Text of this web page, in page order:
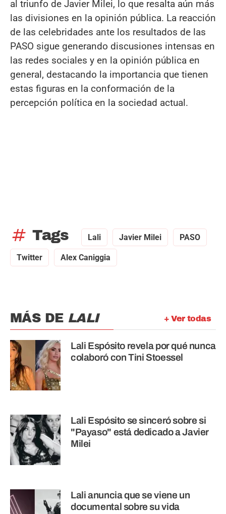
al triunfo de Javier Milei, lo que resalta aún más
las divisiones en la opinión pública. La reacción
de las celebridades ante los resultados de las
PASO sigue generando discusiones intensas en
las redes sociales y en la opinión pública en
general, destacando la importancia que tienen
estas figuras en la conformación de la
percepción política en la sociedad actual.
tag Tags Lali Javier Milei PASO
Twitter Alex Caniggia
+ Ver todas
MÁS DE LALI
Lali Espósito revela por qué nunca
colaboró con Tini Stoessel
Lali Espósito se sinceró sobre si
"Payaso" está dedicado a Javier
Milei
Lali anuncia que se viene un
documental sobre su vida